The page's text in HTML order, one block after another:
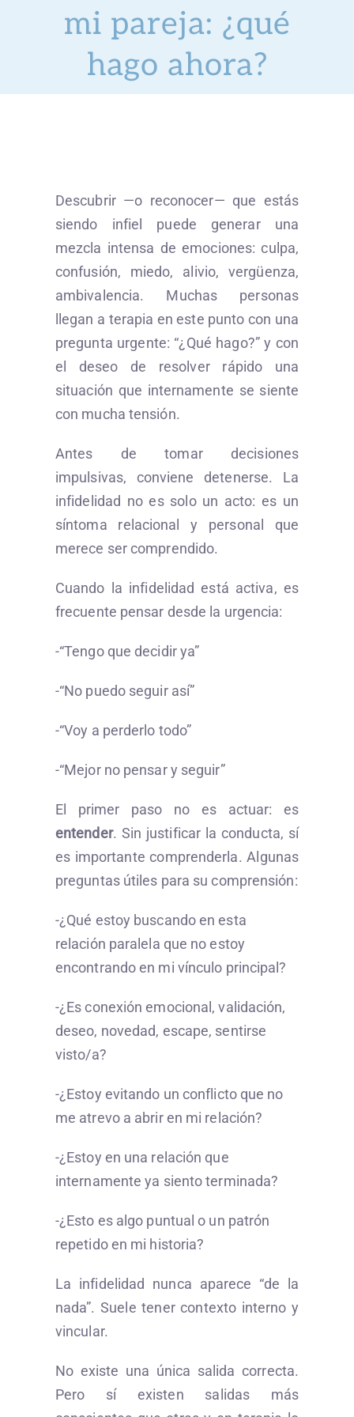
Servicios
Preguntas
mi pareja: ¿qué
hago ahora?
Descubrir —o reconocer— que estás
siendo infiel puede generar una
mezcla intensa de emociones: culpa,
confusión, miedo, alivio, vergüenza,
ambivalencia. Muchas personas
llegan a terapia en este punto con una
pregunta urgente: “¿Qué hago?” y con
el deseo de resolver rápido una
situación que internamente se siente
con mucha tensión.
Antes de tomar decisiones
impulsivas, conviene detenerse. La
infidelidad no es solo un acto: es un
síntoma relacional y personal que
merece ser comprendido.
Cuando la infidelidad está activa, es
frecuente pensar desde la urgencia:
-“Tengo que decidir ya”
-“No puedo seguir así”
-“Voy a perderlo todo”
-“Mejor no pensar y seguir”
El primer paso no es actuar: es
entender. Sin justificar la conducta, sí
es importante comprenderla. Algunas
preguntas útiles para su comprensión:
-¿Qué estoy buscando en esta
relación paralela que no estoy
encontrando en mi vínculo principal?
-¿Es conexión emocional, validación,
deseo, novedad, escape, sentirse
visto/a?
-¿Estoy evitando un conflicto que no
me atrevo a abrir en mi relación?
-¿Estoy en una relación que
internamente ya siento terminada?
-¿Esto es algo puntual o un patrón
repetido en mi historia?
La infidelidad nunca aparece “de la
nada”. Suele tener contexto interno y
vincular.
No existe una única salida correcta.
Pero sí existen salidas más